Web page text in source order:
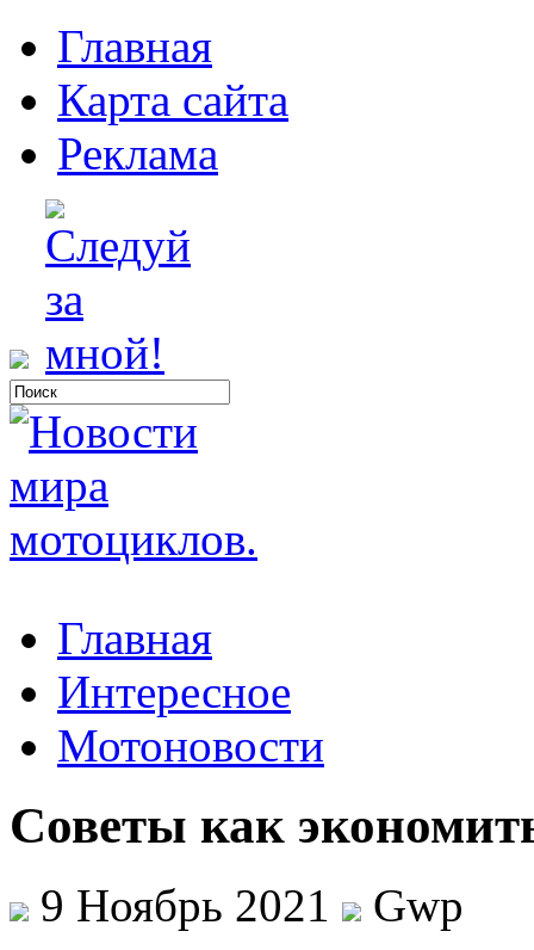
Главная
Карта сайта
Реклама
Главная
Интересное
Мотоновости
Советы как
9 Ноябрь 2021
Gwp